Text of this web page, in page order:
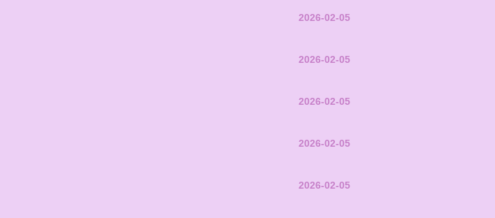
2026-02-05
2026-02-05
2026-02-05
2026-02-05
2026-02-05